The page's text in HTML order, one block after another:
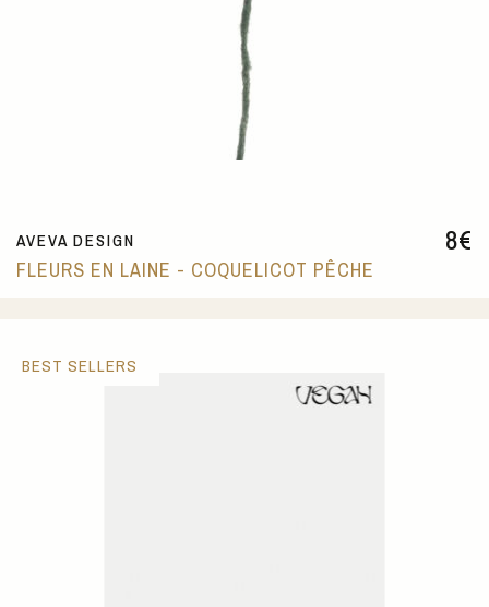
8€
AVEVA DESIGN
FLEURS EN LAINE - COQUELICOT PÊCHE
BEST SELLERS